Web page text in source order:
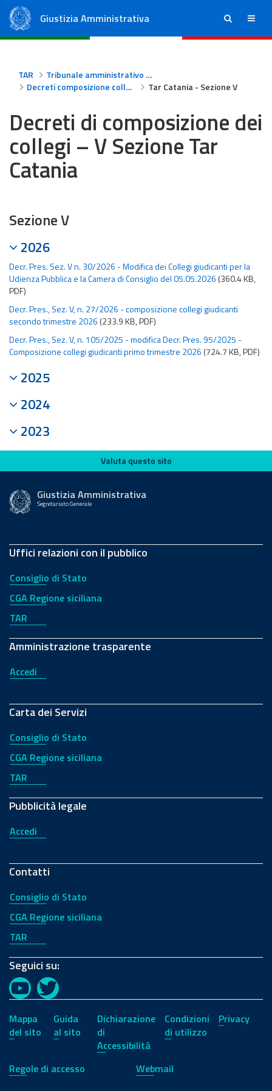
Giustizia Amministrativa ricerca menu
TAR
Tribunale amministrativo regionale per la Sicilia - Catania
Decreti composizione collegi Tar Catania
Tar Catania - Sezione V
Decreti di composizione dei
collegi – V Sezione Tar
Catania
Sezione V
2026
Decr. Pres. Sez. V n. 30/2026 - Modifica dei Collegi giudicanti per la
Udienza Pubblica e la Camera di Consiglio del 05.05.2026 (360.4 KB,
PDF)
Decr. Pres., Sez. V, n. 27/2026 - composizione collegi giudicanti
secondo trimestre 2026 (233.9 KB, PDF)
Decr. Pres., Sez. V, n. 105/2025 - modifica Decr. Pres. 95/2025 -
Composizione collegi giudicanti primo trimestre 2026 (724.7 KB, PDF)
2025
2024
2023
Valuta questo sito
Valuta questo sito
Giustizia Amministrativa
Segretariato Generale
Uffici relazioni con il pubblico
Consiglio di Stato
CGA Regione siciliana
TAR
Amministrazione trasparente
Accedi
Carta dei Servizi
Consiglio di Stato
CGA Regione siciliana
TAR
Pubblicità legale
Accedi
Contatti
Consiglio di Stato
CGA Regione siciliana
TAR
Seguici su:
YouTubeTwitter
Mappa
del sito
Guida
al sito
Dichiarazione
di
Accessibilità
Condizioni
di utilizzo
Privacy
Regole di accesso Webmail